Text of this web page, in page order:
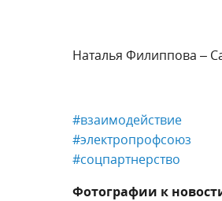
Наталья Филиппова –
#взаимодействие
#электропрофсоюз
#соцпартнерство
Фотографии к